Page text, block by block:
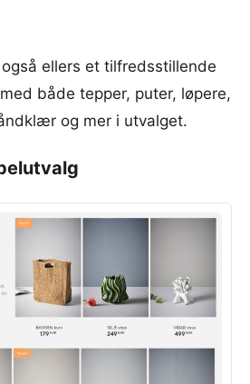
ellers et tilfredsstillende
både tepper, puter, løpere,
og mer i utvalget.